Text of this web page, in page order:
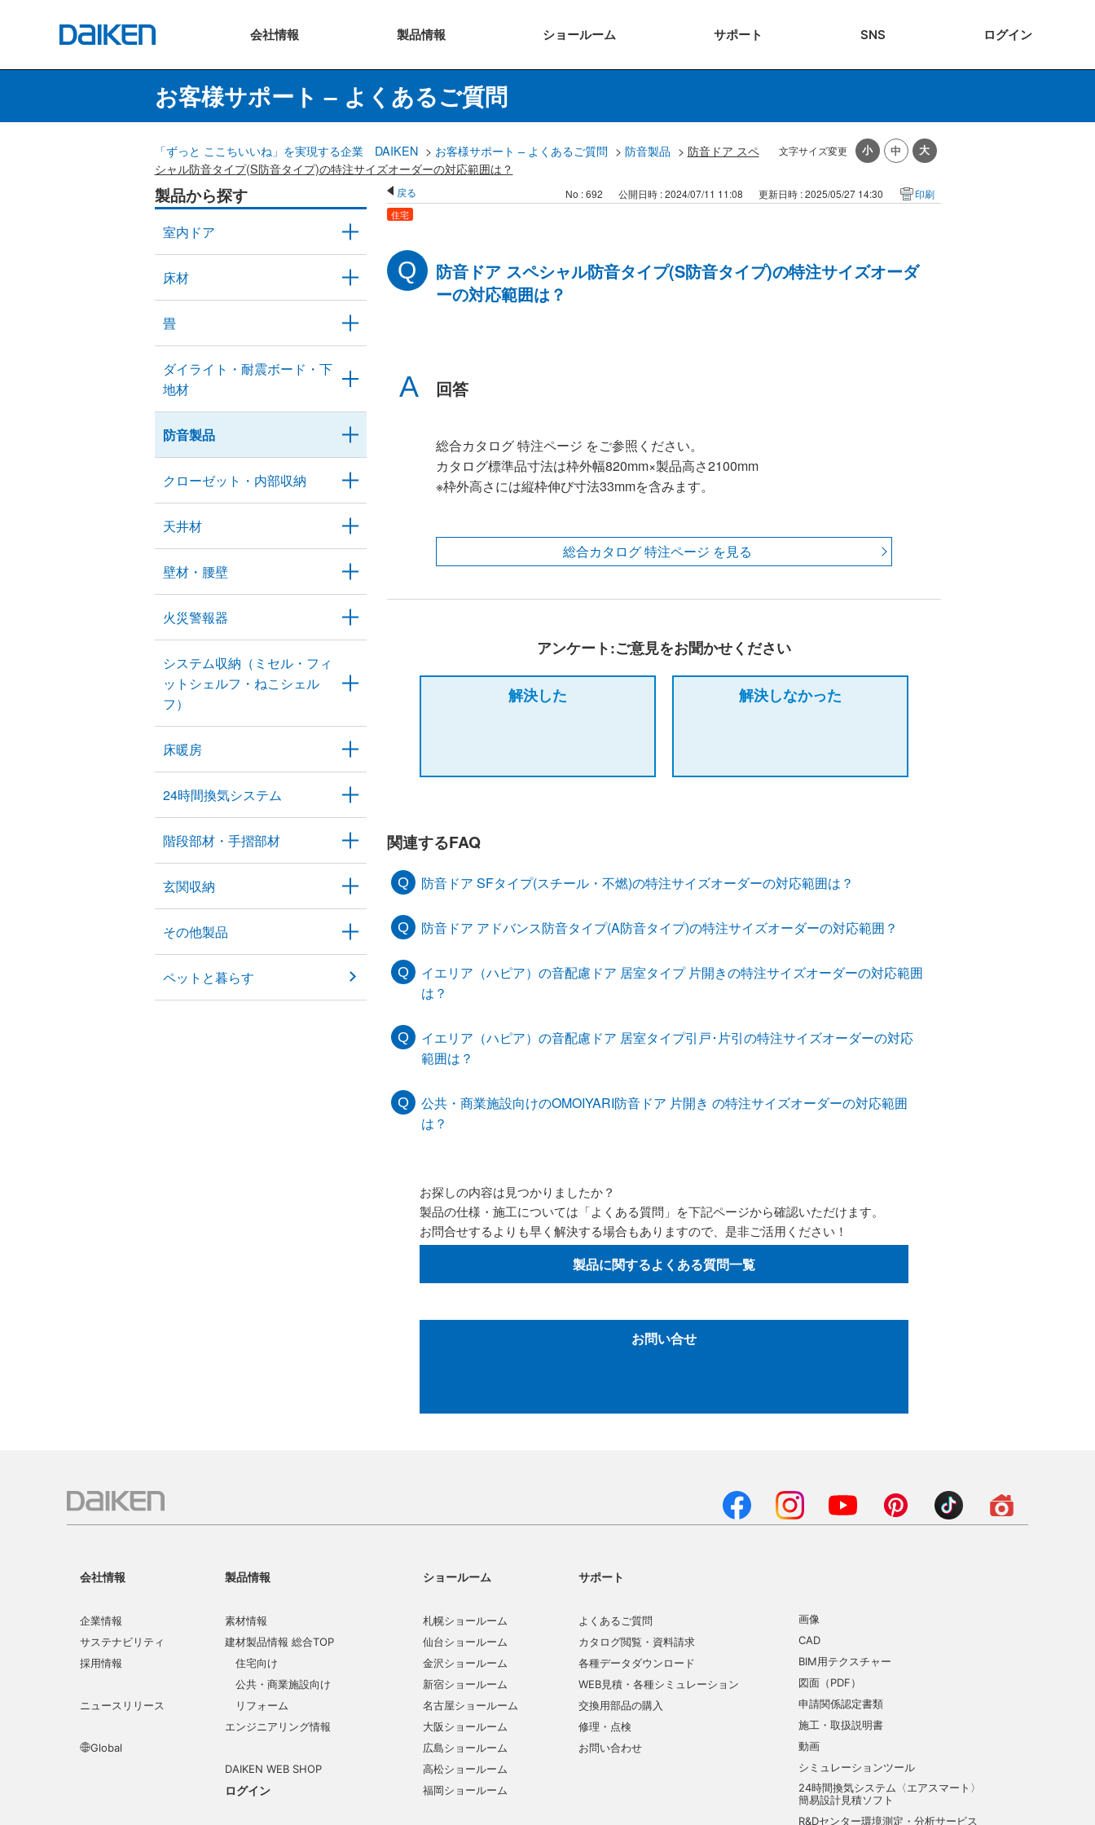
会社情報 製品情報 ショールーム サポート SNS ログイン
お客様サポート – よくあるご質問
文字サイズ変更
「ずっと ここちいいね」を実現する企業 DAIKEN > お客様サポート – よくあるご質問 > 防音製品 > 防音ドア スペ
シャル防音タイプ(S防音タイプ)の特注サイズオーダーの対応範囲は？
製品から探す
室内ドア
床材
畳
ダイライト・耐震ボード・下
地材
防音製品
クローゼット・内部収納
天井材
壁材・腰壁
火災警報器
システム収納（ミセル・フィ
ットシェルフ・ねこシェル
フ）
床暖房
24時間換気システム
階段部材・手摺部材
玄関収納
その他製品
ペットと暮らす
戻る No : 692 公開日時 : 2024/07/11 11:08 更新日時 : 2025/05/27 14:30 印刷
住宅
防音ドア スペシャル防音タイプ(S防音タイプ)の特注サイズオーダ
ーの対応範囲は？
回答
総合カタログ 特注ページ をご参照ください。
カタログ標準品寸法は枠外幅820mm×製品高さ2100mm
※枠外高さには縦枠伸び寸法33mmを含みます。
総合カタログ 特注ページ を見る
アンケート:ご意見をお聞かせください
解決した 解決しなかった
関連するFAQ
防音ドア SFタイプ(スチール・不燃)の特注サイズオーダーの対応範囲は？
防音ドア アドバンス防音タイプ(A防音タイプ)の特注サイズオーダーの対応範囲？
イエリア（ハピア）の音配慮ドア 居室タイプ 片開きの特注サイズオーダーの対応範囲
は？
イエリア（ハピア）の音配慮ドア 居室タイプ引戸･片引の特注サイズオーダーの対応
範囲は？
公共・商業施設向けのOMOIYARI防音ドア 片開き の特注サイズオーダーの対応範囲
は？
お探しの内容は見つかりましたか？
製品の仕様・施工については「よくある質問」を下記ページから確認いただけます。
お問合せするよりも早く解決する場合もありますので、是非ご活用ください！
製品に関するよくある質問一覧
お問い合せ
会社情報
企業情報
サステナビリティ
採用情報
ニュースリリース
Global
製品情報
素材情報
建材製品情報 総合TOP
住宅向け
公共・商業施設向け
リフォーム
エンジニアリング情報
DAIKEN WEB SHOP
ログイン
ショールーム
札幌ショールーム
仙台ショールーム
金沢ショールーム
新宿ショールーム
名古屋ショールーム
大阪ショールーム
広島ショールーム
高松ショールーム
福岡ショールーム
サポート
よくあるご質問
カタログ閲覧・資料請求
各種データダウンロード
WEB見積・各種シミュレーション
交換用部品の購入
修理・点検
お問い合わせ
画像
CAD
BIM用テクスチャー
図面（PDF）
申請関係認定書類
施工・取扱説明書
動画
シミュレーションツール
24時間換気システム〈エアスマート〉
簡易設計見積ソフト
R&Dセンター環境測定・分析サービス